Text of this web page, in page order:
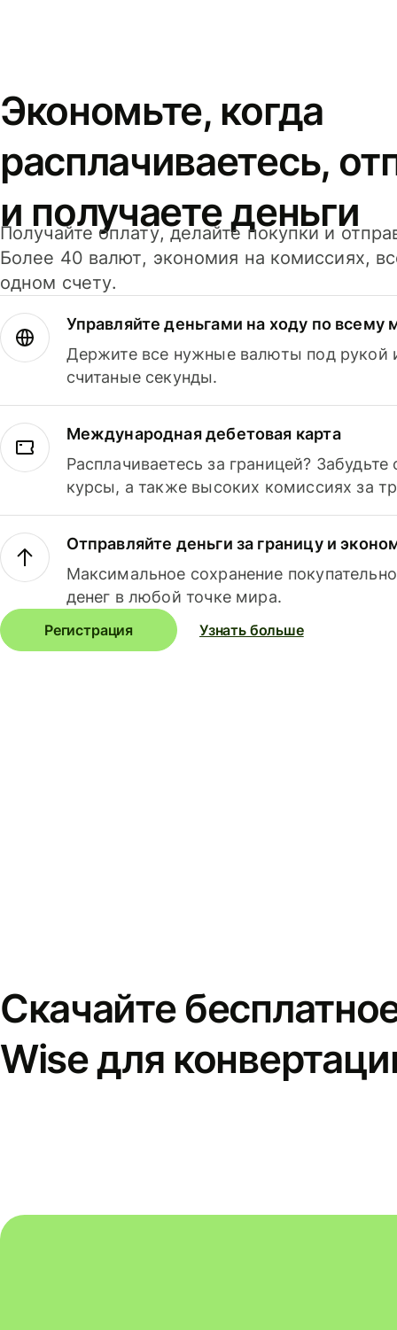
Экономьте, когда
расплачиваетесь,
и получаете деньги
Получайте оплату, делайте покупки и
Более 40 валют, экономия на комиссиях,
одном счету.
Управляйте деньгами на ходу по всему
Держите все нужные валюты под рукой
считаные секунды.
Международная дебетовая карта
Расплачиваетесь за границей?
курсы, а также высоких комиссиях за
Отправляйте деньги за границу и
Максимальное сохранение
денег в любой точке мира.
Регистрация Узнать больше
Скачайте
Wise для